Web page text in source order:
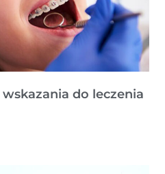
do leczenia